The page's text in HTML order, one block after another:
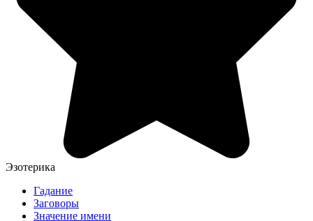
Эзотерика
Гадание
Заговоры
Значение имени